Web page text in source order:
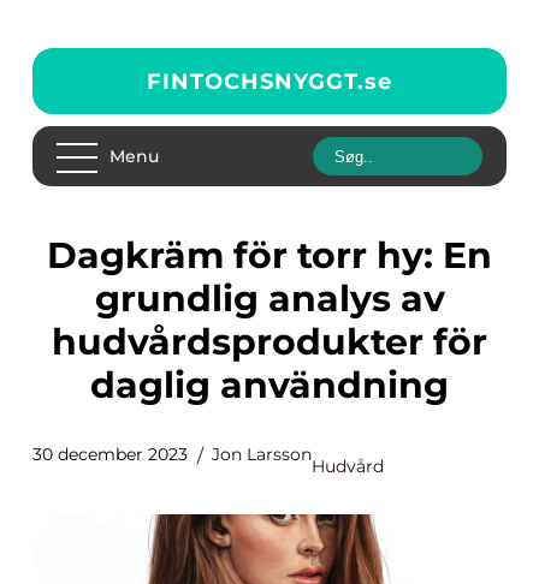
FINTOCHSNYGGT.se
Menu
Dagkräm för torr hy: En
grundlig analys av
hudvårdsprodukter för
daglig användning
30 december 2023 Jon Larsson
Hudvård